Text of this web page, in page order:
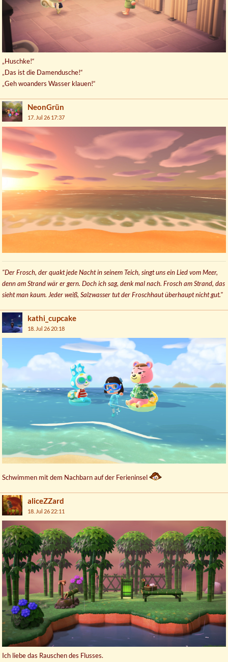
„Huschke!“
„Das ist die Damendusche!“
„Geh woanders Wasser klauen!“
NeonGrün
17. Jul 26 17:37
"Der Frosch, der quakt jede Nacht in seinem Teich, singt uns ein Lied vom Meer,
denn am Strand wär er gern. Doch ich sag, denk mal nach. Frosch am Strand, das
sieht man kaum. Jeder weiß, Salzwasser tut der Froschhaut überhaupt nicht gut."
kathi_cupcake
18. Jul 26 20:18
Schwimmen mit dem Nachbarn auf der Ferieninsel
aliceZZard
18. Jul 26 22:11
Ich liebe das Rauschen des Flusses.